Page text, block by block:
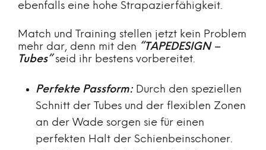
ebenfalls eine hohe Strapazierfähigkeit.
Match und Training stellen jetzt kein Problem
mehr dar, denn mit den “TAPEDESIGN –
Tubes”seid ihr bestens vorbereitet.
Perfekte Passform: Durch den speziellen
Schnitt der Tubes und der flexiblen Zonen
an der Wade sorgen sie für einen
perfekten Halt der Schienbeinschoner.